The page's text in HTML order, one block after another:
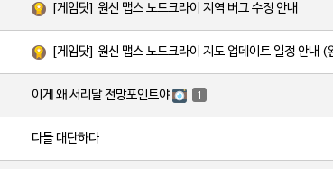
[게임닷] 원신 맵스 노드크라이 지역 버그 수정 안내
[게임닷] 원신 맵스 노드크라이 지도 업데이트 일정 안내 (
이게 왜 서리달 전망포인트야 1
다들 대단하다